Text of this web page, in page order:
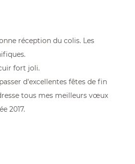
réception du colis. Les
fort joli.
d'excellentes fêtes de fin
tous mes meilleurs vœux
2017.